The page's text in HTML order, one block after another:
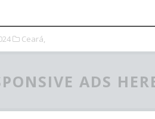
Ceará,
ADS